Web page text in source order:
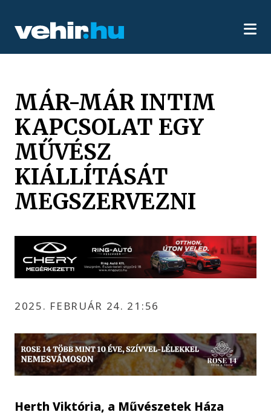
MÁR-MÁR INTIM
KAPCSOLAT EGY
MŰVÉSZ
KIÁLLÍTÁSÁT
MEGSZERVEZNI
2025. FEBRUÁR 24. 21:56
Herth Viktória, a Művészetek Háza